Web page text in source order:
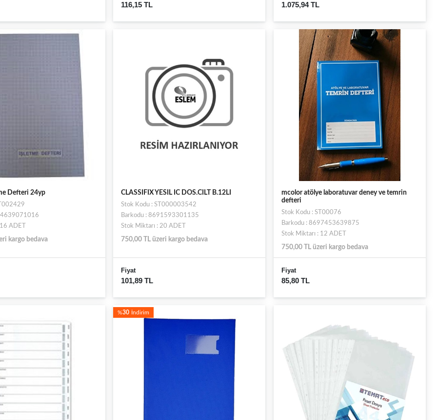
116,15 TL 1.075,94 TL
Defteri 24yp
ADET
kargo bedava
CLASSIFIX YESIL IC DOS.CILT B.12LI
Stok Kodu : ST000003542
Barkodu : 8691593301135
Stok Miktarı : 20 ADET
750,00 TL üzeri kargo bedava
Fiyat
101,89 TL
mcolor atölye laboratuvar deney ve temrin
defteri
Stok Kodu : ST00076
Barkodu : 8697453639875
Stok Miktarı : 12 ADET
750,00 TL üzeri kargo bedava
Fiyat
85,80 TL
%30 İndirim